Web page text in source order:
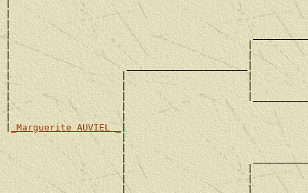
|
|
|
|                                           |
|                                           |
|                     ______________________|
|                    |                      |
|                    |                      |
|                    |
|                    |
|                    |
| _Marguerite AUVIEL _ |
|
|
|
|                      |
|                      |
                     |______________________|